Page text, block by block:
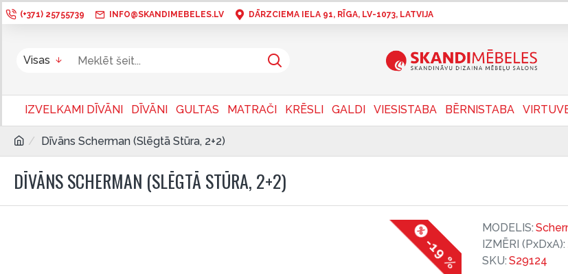
(+371) 25755739 INFO@SKANDIMEBELES.LV DĀRZCIEMA IELA 91, RĪGA, LV-1073, LATVIJA
Visas
IZVELKAMI DĪVĀNI DĪVĀNI GULTAS MATRAČI KRĒSLI GALDI VIESISTABA BĒRNISTABA
Dīvāns Scherman (Slēgtā Stūra, 2+2)
DĪVĀNS SCHERMAN (SLĒGTĀ STŪRA, 2+2)
-19 %
MODELIS:
IZMĒRI (PxDxA):
SKU: S29124